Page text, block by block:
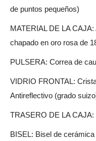
de puntos pequeños)
MATERIAL DE LA
chapado en oro rosa de
PULSERA: Correa de
VIDRIO FRONTAL:
Antireflectivo (grado
TRASERO DE LA CAJA:
BISEL: Bisel de